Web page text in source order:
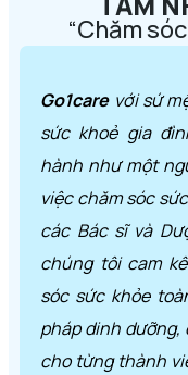
“Chăm
Go1carevới sứ
sức khoẻ gia
hành như một
việc chăm sóc
các Bác sĩ và
chúng tôi cam
sóc sức khỏe
pháp dinh dưỡng,
cho từng thành